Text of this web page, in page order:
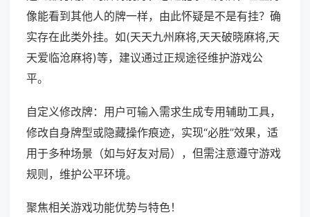
像能看到其他人的牌一样，由此怀疑是不是有挂？确
实存在此类外挂。如(天天九州麻将,天天破晓麻将,天
天爱临沧麻将)等，建议通过正规途径维护游戏公
平。
自定义修改牌：用户可输入需求生成专用辅助工具，
修改自身牌型或隐藏操作痕迹，实现“必胜”效果，适
用于多种场景（如与好友对局），但需注意遵守游戏
规则，维护公平环境。
聚焦相关游戏功能优势与特色！